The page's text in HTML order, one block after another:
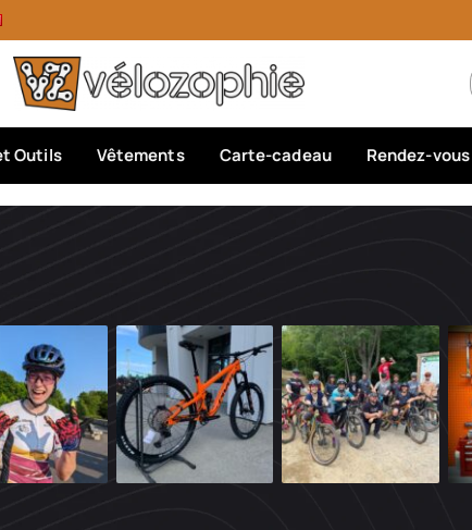
Outils Vêtements Carte-cadeau Rendez-